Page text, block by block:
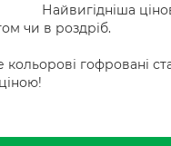
Найвигідніша
чи в роздріб.
кольорові гофровані